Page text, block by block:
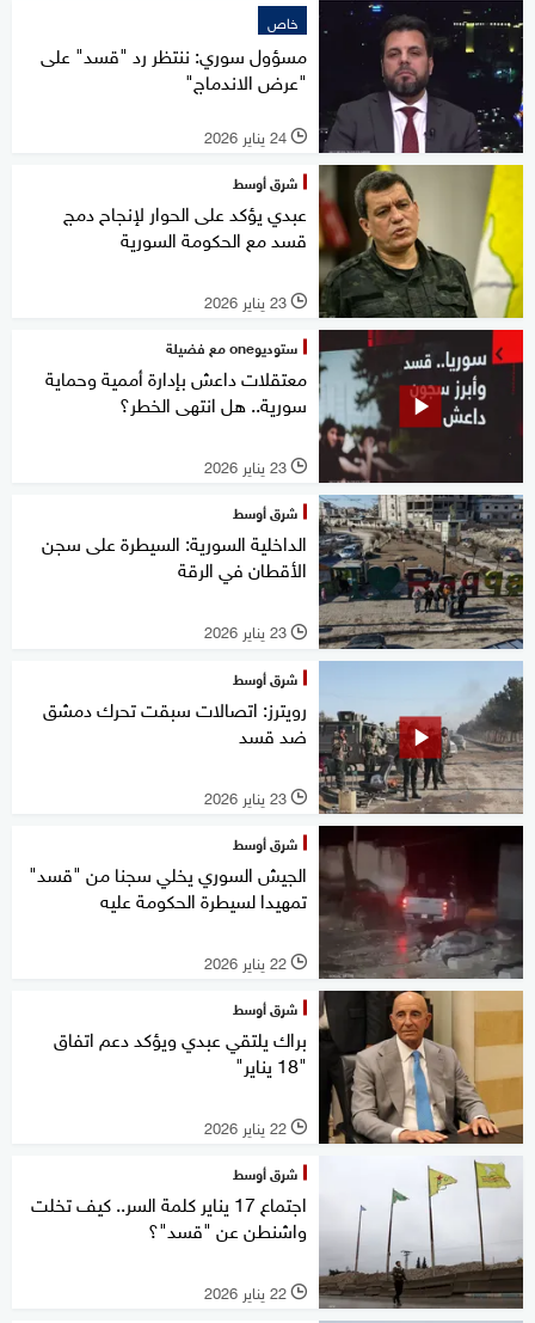
خاص
مسؤول سوري: ننتظر رد "قسد" على
"عرض الاندماج"
l 24 يناير 2026
شرق أوسط
عبدي يؤكد على الحوار لإنجاح دمج
قسد مع الحكومة السورية
l 23 يناير 2026
ستوديوone مع فضيلة
معتقلات داعش بإدارة أممية وحماية
سورية.. هل انتهى الخطر؟
l 23 يناير 2026
شرق أوسط
الداخلية السورية: السيطرة على سجن
الأقطان في الرقة
l 23 يناير 2026
شرق أوسط
رويترز: اتصالات سبقت تحرك دمشق
ضد قسد
l 23 يناير 2026
شرق أوسط
الجيش السوري يخلي سجنا من "قسد"
تمهيدا لسيطرة الحكومة عليه
l 22 يناير 2026
شرق أوسط
براك يلتقي عبدي ويؤكد دعم اتفاق
"18 يناير"
l 22 يناير 2026
شرق أوسط
اجتماع 17 يناير كلمة السر.. كيف تخلت
واشنطن عن "قسد"؟
l 22 يناير 2026